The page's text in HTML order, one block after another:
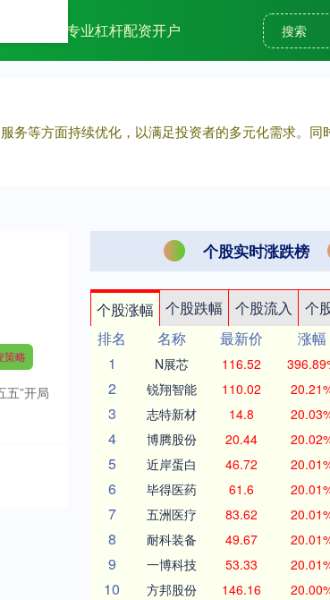
专业杠杆配资开户
务等方面持续优化，以满足投资者的多元化需求。同
策略
五”开局
个股实时涨跌榜
个股涨幅 个股跌幅 个股流入 个
排名
名称 最新价 涨幅
1
N展芯 116.52
2 锐翔智能 110.02
3 志特新材 14.8
4 博腾股份 20.44
5 近岸蛋白 46.72
6 毕得医药 61.6
7 五洲医疗 83.62
8 耐科装备 49.67
9 一博科技 53.33
10 方邦股份 146.16